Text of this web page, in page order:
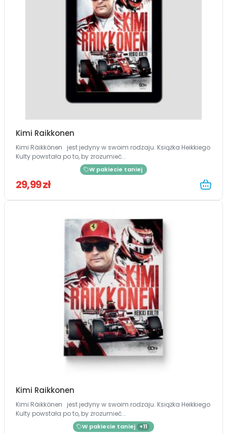
Kimi Raikkonen
Kimi Räikkönen jest jedyny w swoim rodzaju. Książka Heikkiego
Kulty powstała po to, by zrozumieć...
W pakiecie taniej
29,99 zł
Kimi Raikkonen
Kimi Räikkönen jest jedyny w swoim rodzaju. Książka Heikkiego
Kulty powstała po to, by zrozumieć...
W pakiecie taniej +11